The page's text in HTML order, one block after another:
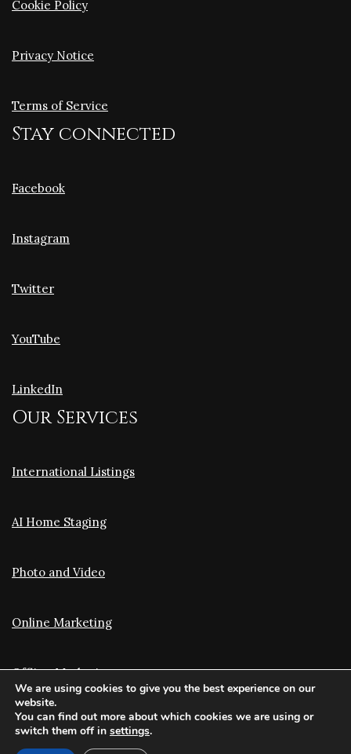
Cookie Policy
Privacy Notice
Terms of Service
Stay connected
Facebook
Instagram
Twitter
YouTube
LinkedIn
Our Services
International Listings
AI Home Staging
Photo and Video
Online Marketing
Offline Marketing
Translation and Optimization
We are using cookies to give you the best experience on our
website.
You can find out more about which cookies we are using or
switch them off in settings.